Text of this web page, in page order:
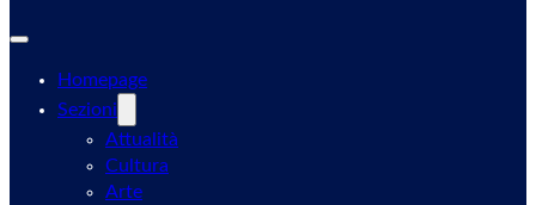
Homepage
Sezioni
Attualità
Cultura
Arte